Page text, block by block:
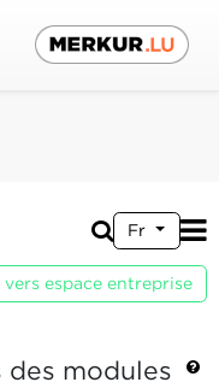
Fr
vers espace entreprise
modules